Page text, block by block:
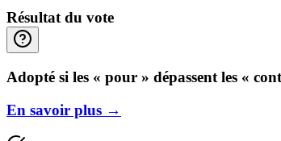
Résultat du vote
Adopté si les « pour » dépassent les «
En savoir plus →